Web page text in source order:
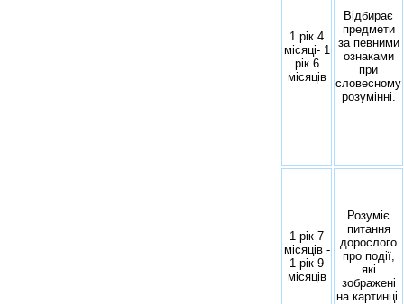
1 рік 4
місяці- 1
рік 6
місяців
Відбирає
предмети
за певними
ознаками
при
словесному
розумінні.
1 рік 7
місяців -
1 рік 9
місяців
Розуміє
питання
дорослого
про події,
які
зображені
на картинці.